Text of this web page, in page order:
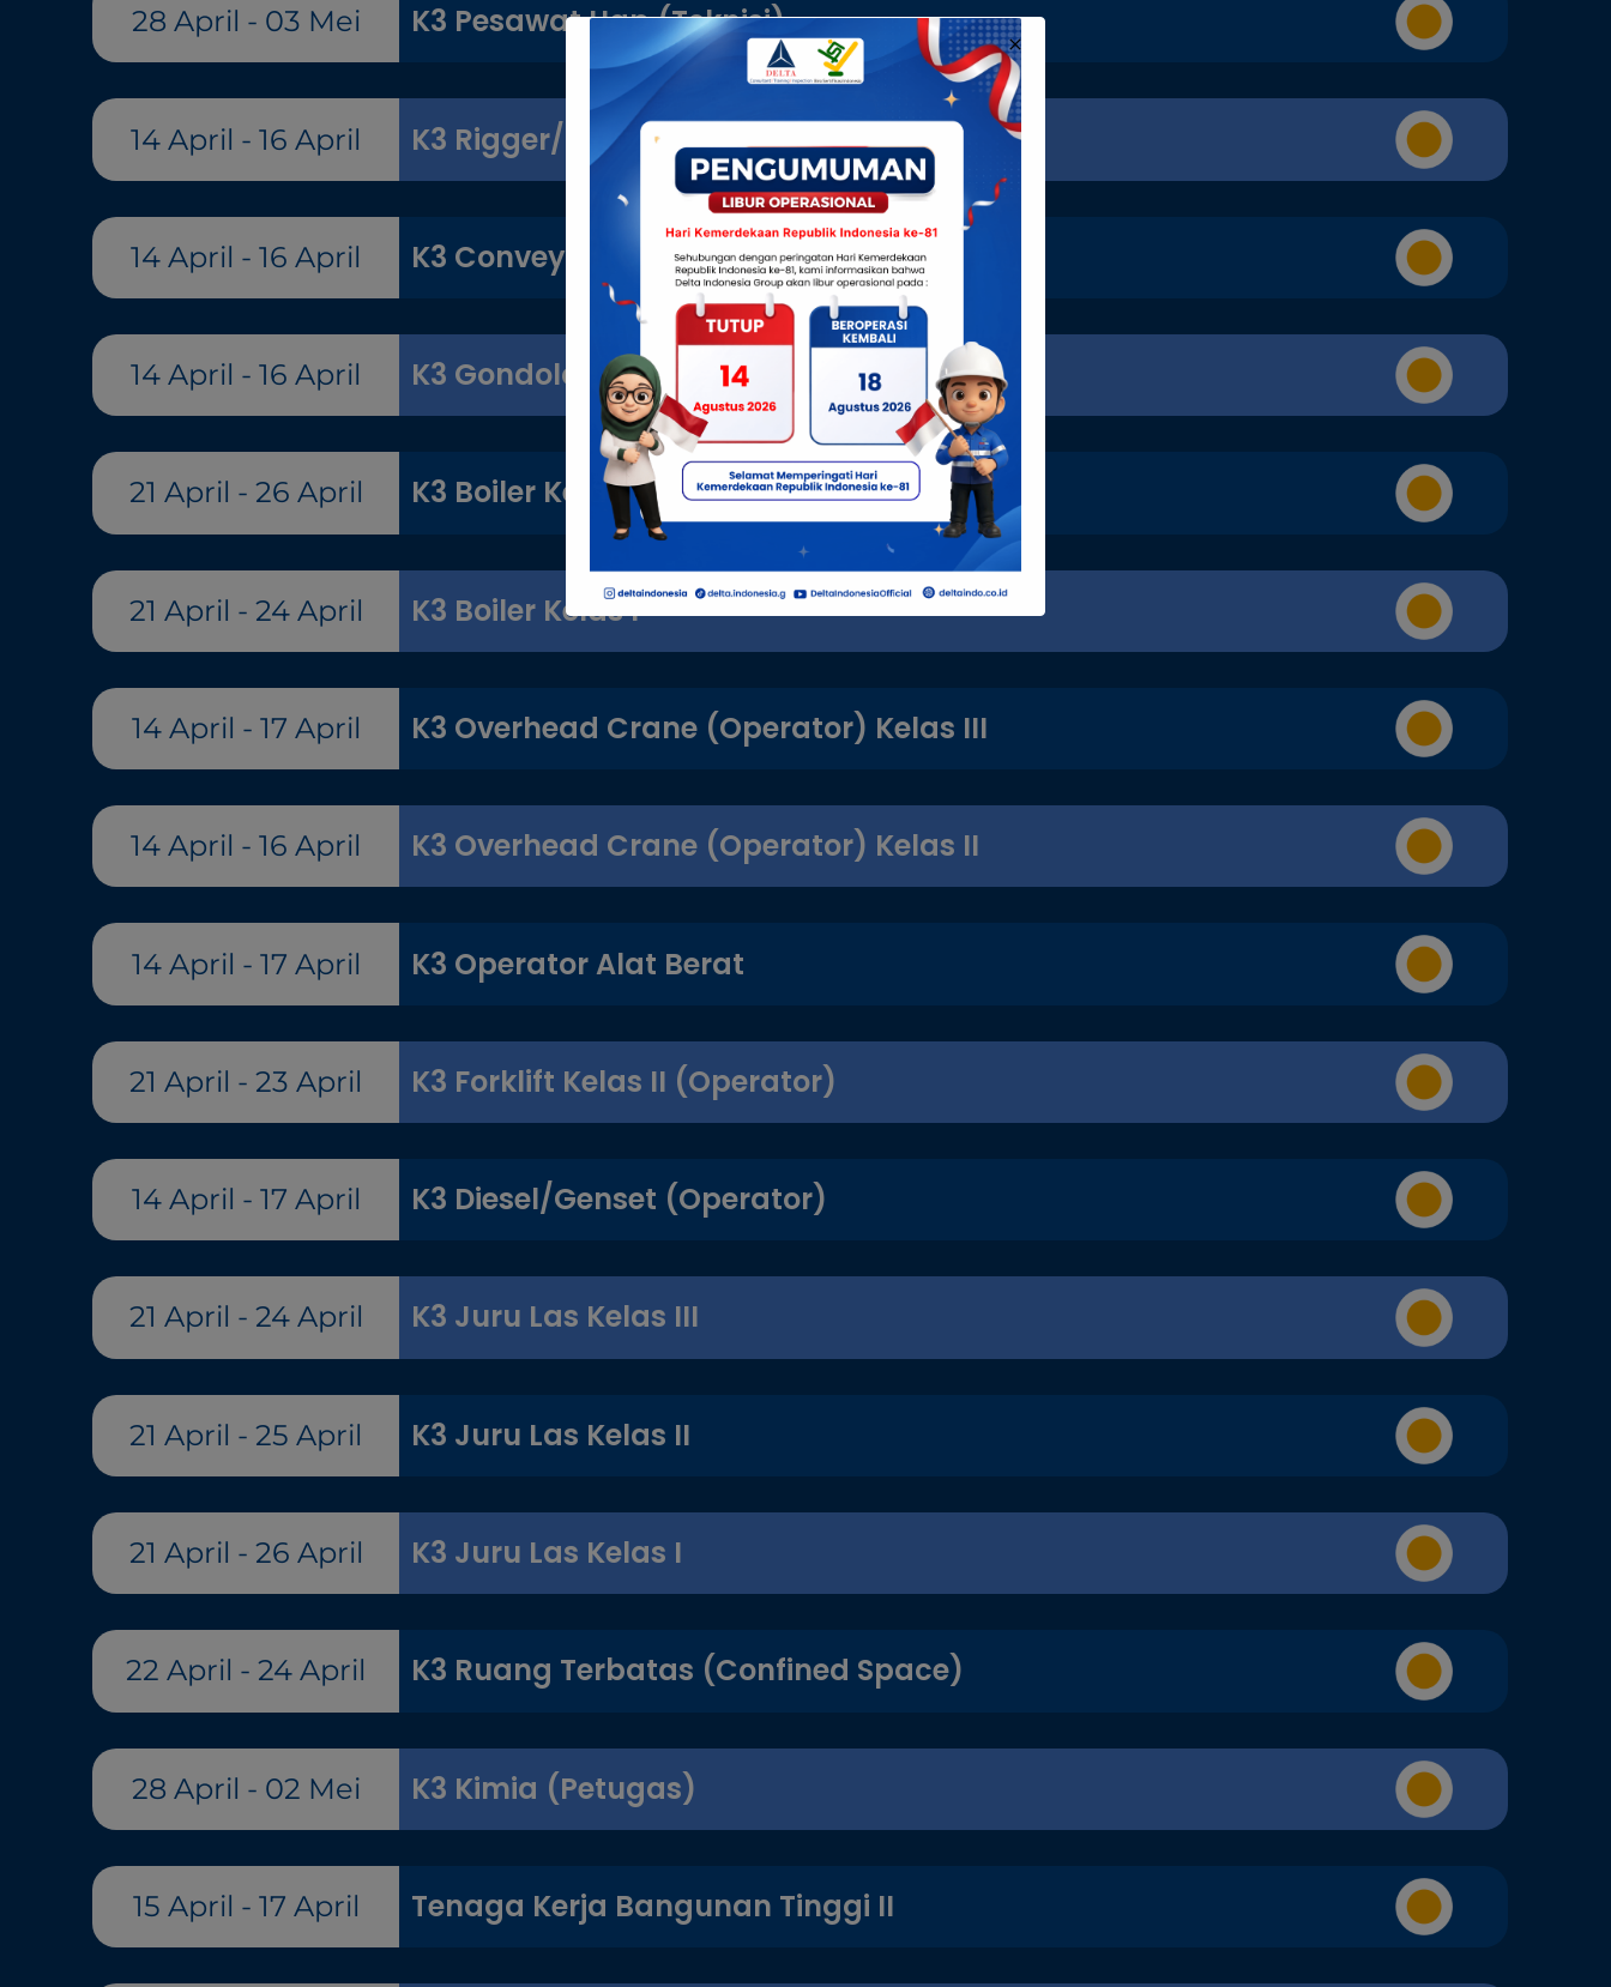
28 April - 03 Mei K3 Pesawat Uap (Teknisi)
14 April - 16 April K3 Rigger/Juru Ikat
14 April - 16 April K3 Conveyor (Operator)
14 April - 16 April K3 Gondola (Operator)
21 April - 26 April K3 Boiler Kelas II
21 April - 24 April K3 Boiler Kelas I
14 April - 17 April K3 Overhead Crane (Operator) Kelas III
14 April - 16 April K3 Overhead Crane (Operator) Kelas II
14 April - 17 April K3 Operator Alat Berat
21 April - 23 April K3 Forklift Kelas II (Operator)
14 April - 17 April K3 Diesel/Genset (Operator)
21 April - 24 April K3 Juru Las Kelas III
21 April - 25 April K3 Juru Las Kelas II
21 April - 26 April K3 Juru Las Kelas I
22 April - 24 April K3 Ruang Terbatas (Confined Space)
28 April - 02 Mei K3 Kimia (Petugas)
15 April - 17 April Tenaga Kerja Bangunan Tinggi II